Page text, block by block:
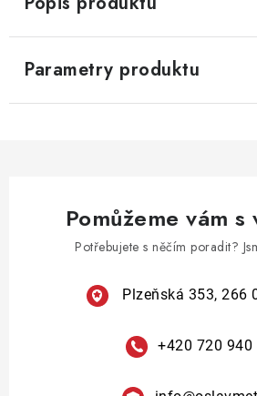
Parametry produktu
Pomůžeme vám s
Potřebujete s něčím poradit?
Plzeňská 353, 266
+420 720 940